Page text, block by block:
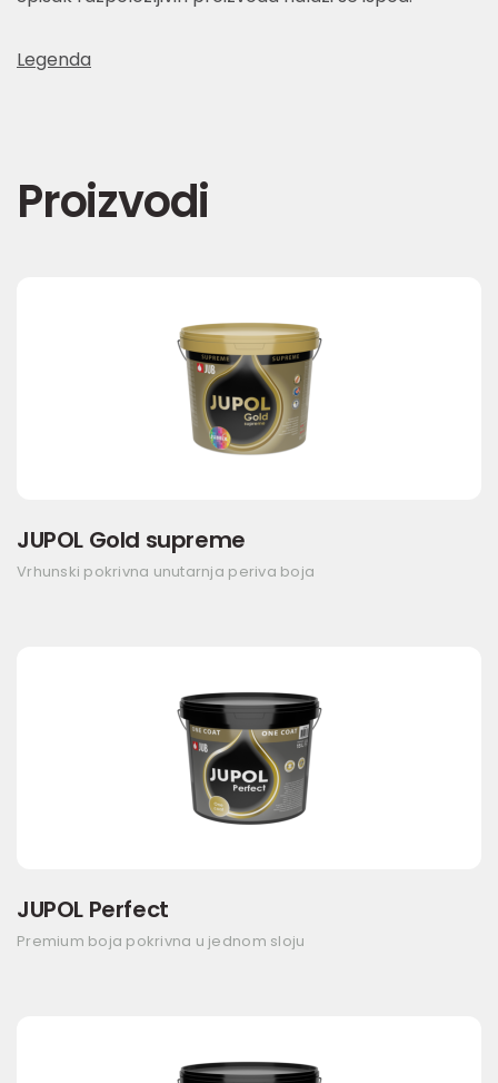
Legenda
Proizvodi
JUPOL Gold supreme
Vrhunski pokrivna unutarnja periva boja
JUPOL Perfect
Premium boja pokrivna u jednom sloju